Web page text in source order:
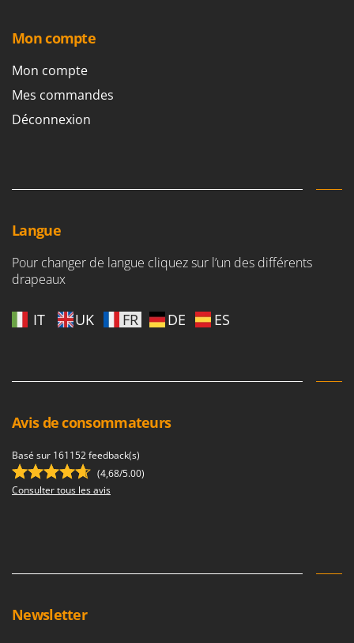
Novital
NuovaFac
O
Omas
Ooni
Outdoorchef
Partisani
Philips
Pramac
Rato
Mon compte
Mon compte
Mes commandes
Déconnexion
Langue
Pour changer de langue cliquez sur l’un des différents
drapeaux
IT UK FR DE ES
Avis de consommateurs
Basé sur 161152 feedback(s)
(4,68/5.00)
Consulter tous les avis
Newsletter